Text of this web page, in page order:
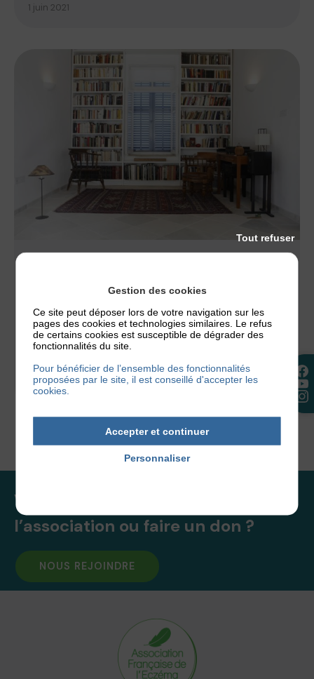
1 juin 2021
CONSEILLER MÉDICAL EN ENVIRONNEMENT
Bonjour, Madame Chrisbelle OLETTE-SPEYER, vous
êtes rattachée à l’école de l’asthme de Marseille,
11 juin 2016
Vous souhaitez rejoindre
l’association ou faire un don ?
NOUS REJOINDRE
Gestion des cookies
Ce site peut déposer lors de votre navigation sur les
pages des cookies et technologies similaires. Le refus
de certains cookies est susceptible de dégrader des
fonctionnalités du site.
Pour bénéficier de l’ensemble des fonctionnalités
proposées par le site, il est conseillé d'accepter les
cookies.
Accepter et continuer
Tout refuser
Personnaliser